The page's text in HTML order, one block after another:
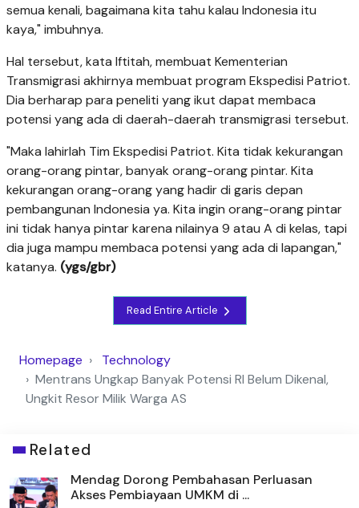
semua kenali, bagaimana kita tahu kalau Indonesia itu
kaya," imbuhnya.
Hal tersebut, kata Iftitah, membuat Kementerian
Transmigrasi akhirnya membuat program Ekspedisi Patriot.
Dia berharap para peneliti yang ikut dapat membaca
potensi yang ada di daerah-daerah transmigrasi tersebut.
"Maka lahirlah Tim Ekspedisi Patriot. Kita tidak kekurangan
orang-orang pintar, banyak orang-orang pintar. Kita
kekurangan orang-orang yang hadir di garis depan
pembangunan Indonesia ya. Kita ingin orang-orang pintar
ini tidak hanya pintar karena nilainya 9 atau A di kelas, tapi
dia juga mampu membaca potensi yang ada di lapangan,"
katanya. (ygs/gbr)
Read Entire Article
Homepage
Technology
Mentrans Ungkap Banyak Potensi RI Belum Dikenal,
Ungkit Resor Milik Warga AS
Related
Mendag Dorong Pembahasan Perluasan
Akses Pembiayaan UMKM di ...